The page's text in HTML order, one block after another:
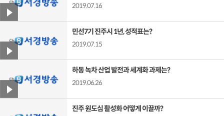
2019.07.16
민선7기 진주시 1년, 성적표는?
2019.07.15
하동 녹차 산업 발전과 세계화 과제는?
2019.06.26
진주 원도심 활성화 어떻게 이끌까?